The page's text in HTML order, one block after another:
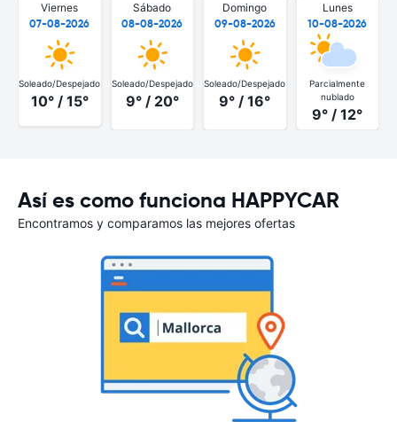
Viernes
07-08-2026
Soleado/Despejado
10° / 15°
Sábado
08-08-2026
Soleado/Despejado
9° / 20°
Domingo
09-08-2026
Soleado/Despejado
9° / 16°
Lunes
10-08-2026
Parcialmente
nublado
9° / 12°
Así es como funciona HAPPYCAR
Encontramos y comparamos las mejores ofertas